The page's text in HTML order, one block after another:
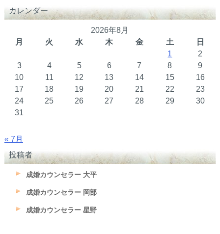
カレンダー
2026年8月
月
火 水 木 金 土
日
1
2
3
4 5 6 7 8
9
10
11 12 13 14 15
16
17
18 19 20 21 22
23
24
25 26 27 28 29
30
31
« 7月
投稿者
成婚カウンセラー 大平
成婚カウンセラー 岡部
成婚カウンセラー 星野